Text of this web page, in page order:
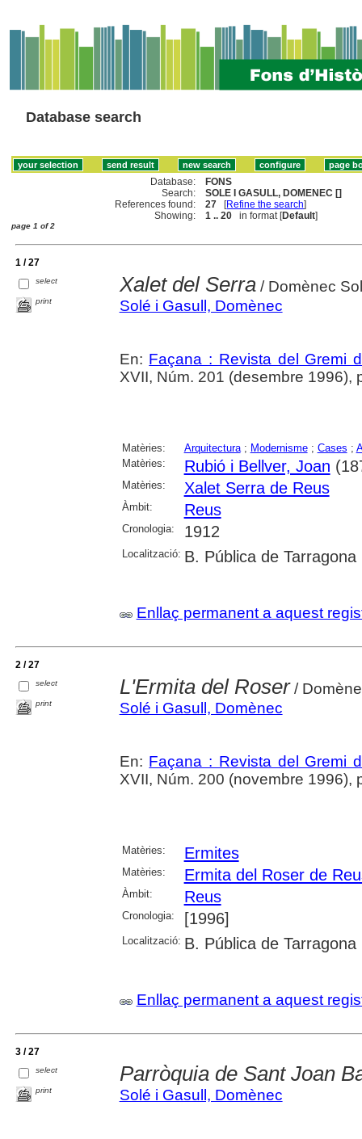
Database search
Database:
FONS
Search:
SOLE I GASULL, DOMENEC []
References found:
27 [Refine the search]
Showing:
1 .. 20 in format [Default]
page 1 of 2
1 / 27
select
print
Xalet del Serra/ Domènec
Solé i Gasull, Domènec
En: Façana : Revista del Gremi
XVII, Núm. 201 (desembre 1996),
Matèries: Arquitectura; Modernisme; Cases ;
Matèries:
Rubió i Bellver, Joan
Matèries: Xalet Serra de Reus
Àmbit: Reus
Cronologia: 1912
Localització: B. Pública de Tarragona
Enllaç permanent a aquest
2 / 27
select
print
L'Ermita del Roser/
Solé i Gasull, Domènec
En: Façana : Revista del Gremi
XVII, Núm. 200 (novembre 1996),
Matèries: Ermites
Matèries: Ermita del Roser de
Àmbit: Reus
Cronologia: [1996]
Localització: B. Pública de Tarragona
Enllaç permanent a aquest
3 / 27
select
print
Parròquia de Sant Joan
Solé i Gasull, Domènec